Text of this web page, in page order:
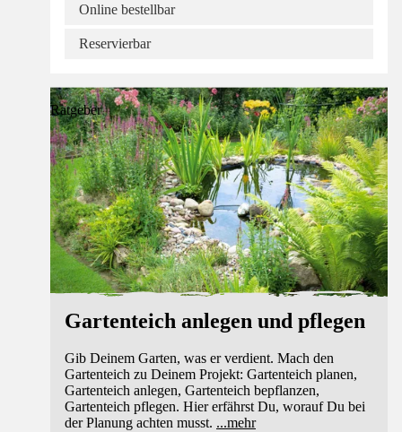
Online bestellbar
Reservierbar
Ratgeber
Gartenteich anlegen und pflegen
Gib Deinem Garten, was er verdient. Mach den
Gartenteich zu Deinem Projekt: Gartenteich planen,
Gartenteich anlegen, Gartenteich bepflanzen,
Gartenteich pflegen. Hier erfährst Du, worauf Du bei
der Planung achten musst. ...mehr